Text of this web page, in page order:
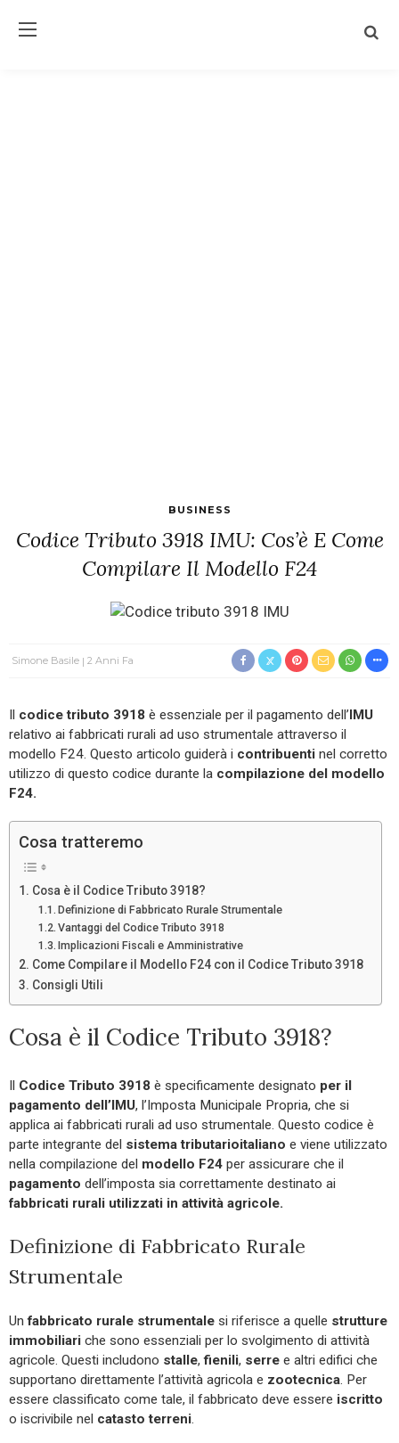
BUSINESS
Codice Tributo 3918 IMU: Cos’è E Come
Compilare Il Modello F24
Simone Basile 2 Anni Fa
Il codice tributo 3918 è essenziale per il pagamento dell’IMU
relativo ai fabbricati rurali ad uso strumentale attraverso il
modello F24. Questo articolo guiderà i contribuenti nel corretto
utilizzo di questo codice durante la compilazione del modello
F24.
Cosa tratteremo
Cosa è il Codice Tributo 3918?
Definizione di Fabbricato Rurale Strumentale
Vantaggi del Codice Tributo 3918
Implicazioni Fiscali e Amministrative
Come Compilare il Modello F24 con il Codice Tributo 3918
Consigli Utili
Cosa è il Codice Tributo 3918?
Il Codice Tributo 3918 è specificamente designato per il
pagamento dell’IMU, l’Imposta Municipale Propria, che si
applica ai fabbricati rurali ad uso strumentale. Questo codice è
parte integrante del sistema tributarioitaliano e viene utilizzato
nella compilazione del modello F24 per assicurare che il
pagamento dell’imposta sia correttamente destinato ai
fabbricati rurali utilizzati in attività agricole.
Definizione di Fabbricato Rurale
Strumentale
Unfabbricato rurale strumentale si riferisce a quelle strutture
immobiliari che sono essenziali per lo svolgimento di attività
agricole. Questi includono stalle,fienili, serre e altri edifici che
supportano direttamente l’attività agricola e zootecnica. Per
essere classificato come tale, il fabbricato deve essere iscritto
o iscrivibile nel catasto terreni.